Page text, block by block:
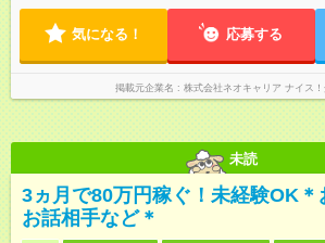
気になる！ 応募する
掲載元企業名 株式会社ネオキャリア ナイス
未読
3ヵ月で80万円稼ぐ！未経験OK＊
お話相手など＊